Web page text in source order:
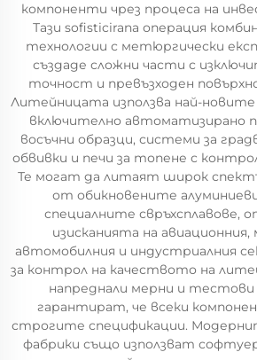
компоненти чрез процеса на
Тази sofisticirana операция
технологии с метюргически
създаде сложни части с
точност и превъзходен
Литейницата използва най-
включително автоматизирано
восъчни образци, системи за
обвивки и печи за топене с
Те могат да литаят широк
от обикновените
специалните свръхсплавове,
изисканията на авиационния,
автомобилния и индустриалния
за контрол на качеството на
напреднали мерни и
гарантират, че всеки
строгите спецификации.
фабрики също използват